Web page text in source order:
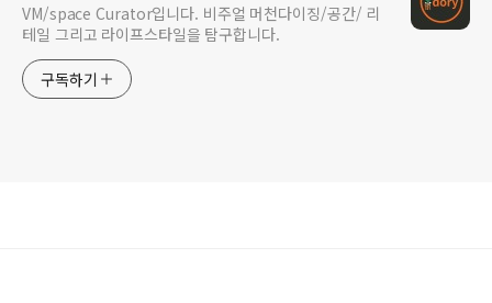
VM/space Curator입니다. 비주얼 머천다이징/공간/ 리
테일 그리고 라이프스타일을 탐구합니다.
구독하기